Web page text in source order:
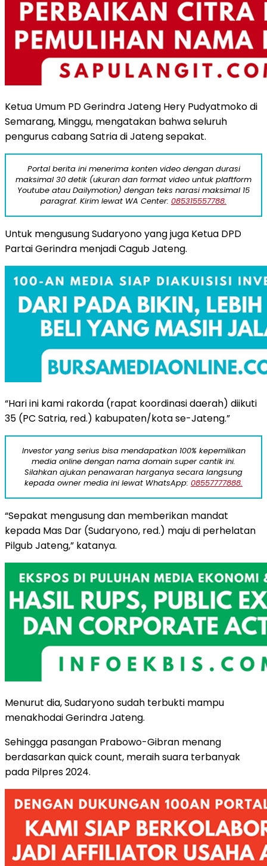
Ketua Umum PD Gerindra Jateng Hery Pudyatmoko di
Semarang, Minggu, mengatakan bahwa seluruh
pengurus cabang Satria di Jateng sepakat.
Portal berita ini menerima konten video dengan durasi
maksimal 30 detik (ukuran dan format video untuk plaftform
Youtube atau Dailymotion) dengan teks narasi maksimal 15
paragraf. Kirim lewat WA Center: 085315557788.
Untuk mengusung Sudaryono yang juga Ketua DPD
Partai Gerindra menjadi Cagub Jateng.
“Hari ini kami rakorda (rapat koordinasi daerah) diikuti
35 (PC Satria, red.) kabupaten/kota se-Jateng.”
Investor yang serius bisa mendapatkan 100% kepemilikan
media online dengan nama domain super cantik ini.
Silahkan ajukan penawaran harganya secara langsung
kepada owner media ini lewat WhatsApp: 08557777888.
“Sepakat mengusung dan memberikan mandat
kepada Mas Dar (Sudaryono, red.) maju di perhelatan
Pilgub Jateng,” katanya.
Menurut dia, Sudaryono sudah terbukti mampu
menakhodai Gerindra Jateng.
Sehingga pasangan Prabowo-Gibran menang
berdasarkan quick count, meraih suara terbanyak
pada Pilpres 2024.